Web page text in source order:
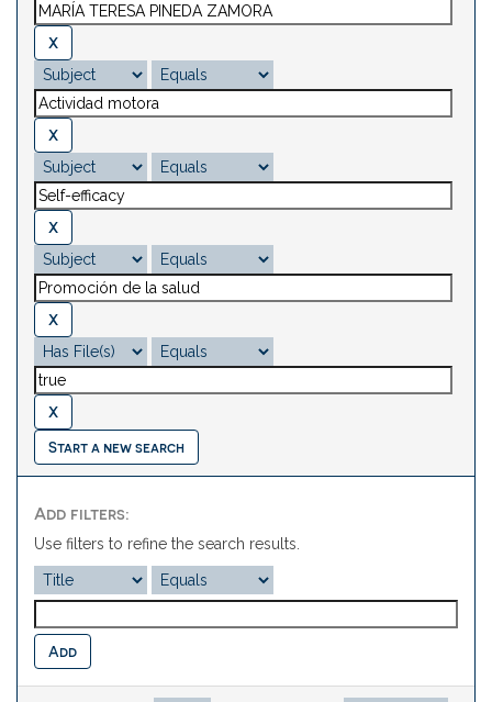
Start a new search
Add filters:
Use filters to refine the search results.